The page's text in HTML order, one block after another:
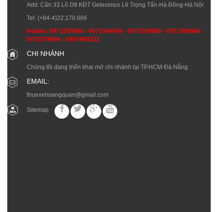
Add: Căn 33 Lô D8 KĐT Geleximco Lê Trọng Tấn-Hà Đông-Hà Nội
Tel: (+84-4)22.170.666
Hotline: 0971039966 - 0971049966 - 0971059966 - 0971069966 -
0971079966 - 0987999222
CHI NHÁNH
Chúng tôi đang triển khai mở chi nhánh tại TP.HCM-Đà Nẵng
EMAIL:
thuexehoangquan@gmail.com
Sitemap